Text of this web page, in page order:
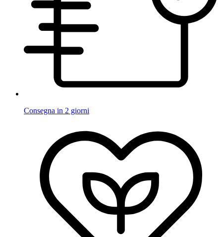
Consegna in 2 giorni